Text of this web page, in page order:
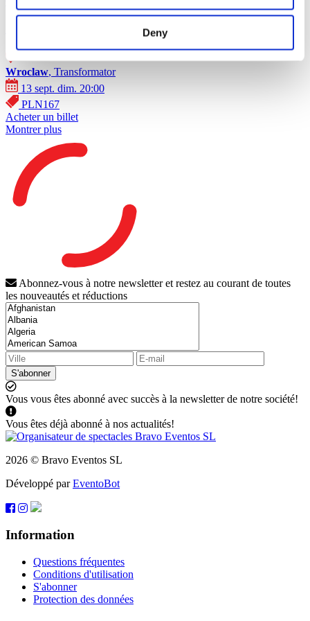
Deny
Wroclaw, Transformator
13 sept. dim. 20:00
PLN167
Acheter un billet
Montrer plus
Abonnez-vous à notre newsletter et restez au courant de toutes
les nouveautés et réductions
S'abonner
Vous vous êtes abonné avec succès à la newsletter de notre société!
Vous êtes déjà abonné à nos actualités!
2026 © Bravo Eventos SL
Développé parEventoBot
Information
Questions fréquentes
Conditions d'utilisation
S'abonner
Protection des données